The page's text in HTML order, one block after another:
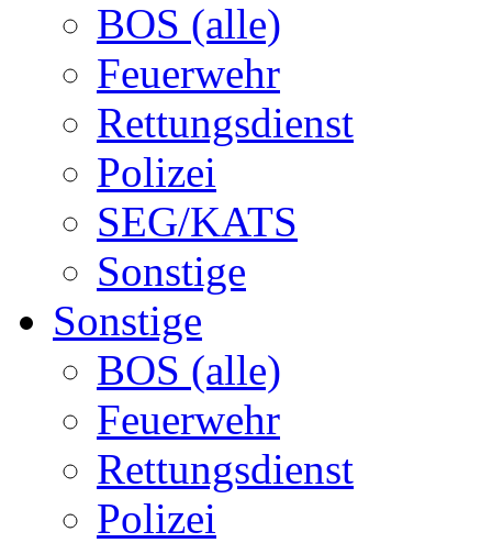
BOS (alle)
Feuerwehr
Rettungsdienst
Polizei
SEG/KATS
Sonstige
Sonstige
BOS (alle)
Feuerwehr
Rettungsdienst
Polizei